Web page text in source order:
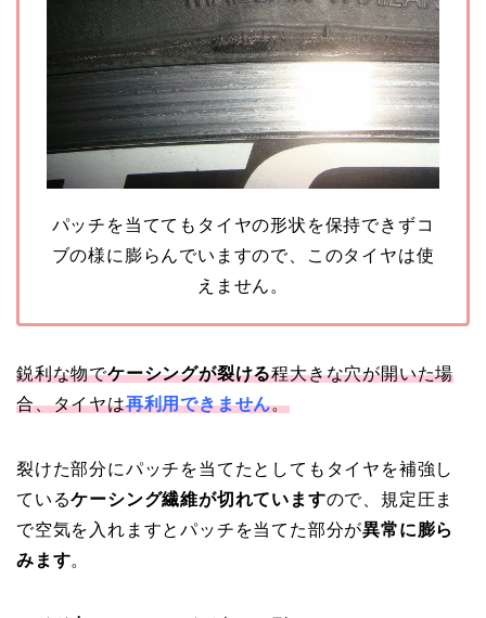
パッチを当ててもタイヤの形状を保持できずコ
ブの様に膨らんでいますので、このタイヤは使
えません。
鋭利な物でケーシングが裂ける程大きな穴が開いた場
合、タイヤは再利用できません。
裂けた部分にパッチを当てたとしてもタイヤを補強し
ているケーシング繊維が切れていますので、規定圧ま
で空気を入れますとパッチを当てた部分が異常に膨ら
みます。